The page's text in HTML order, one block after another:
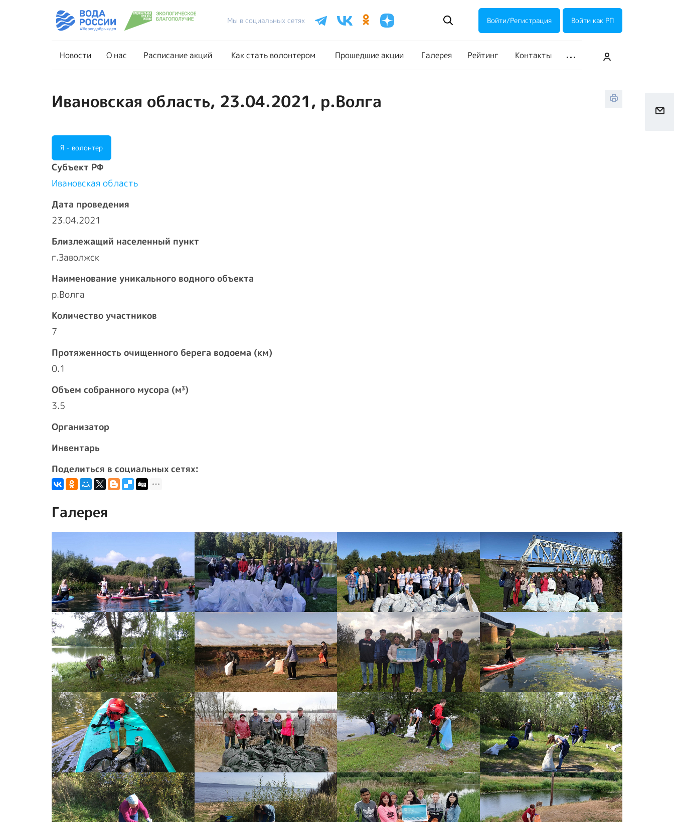
Мы в социальных сетях Войти/Регистрация Войти как РП
Новости О нас Расписание акций Как стать волонтером Прошедшие акции Галерея Рейтинг Контакты
Новости О нас Как стать волонтером Прошедшие акции
Ивановская область, 23.04.2021, р.Волга
Я - волонтер
Cубъект РФ
Ивановская область
Дата проведения
23.04.2021
Близлежащий населенный пункт
г.Заволжск
Наименование уникального водного объекта
р.Волга
Количество участников
7
Протяженность очищенного берега водоема (км)
0.1
Объем собранного мусора (м³)
3.5
Организатор
Инвентарь
Поделиться в социальных сетях:
Галерея